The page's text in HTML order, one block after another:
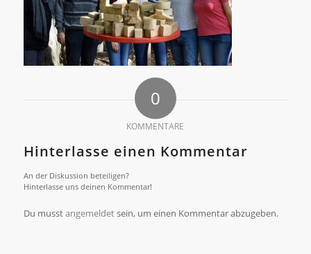
0
KOMMENTARE
Hinterlasse einen Kommentar
An der Diskussion beteiligen?
Hinterlasse uns deinen Kommentar!
Du musstangemeldetsein, um einen Kommentar abzugeben.